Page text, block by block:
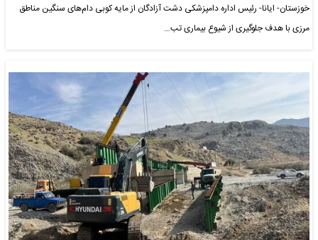
خوزستان- ایانا- رئیس اداره دامپزشکی دشت آزادگان از مایه کوبی دام‌های سنگین مناطق
مرزی با هدف جلوگیری از شیوع بیماری تب…